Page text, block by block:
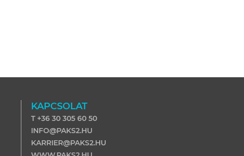
KAPCSOLAT
T +36 30 305 60 50
INFO@PAKS2.HU
KARRIER@PAKS2.HU